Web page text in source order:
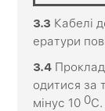
3.3 Кабелі
ератури
3.4
одитися за
мінус 10 0С.